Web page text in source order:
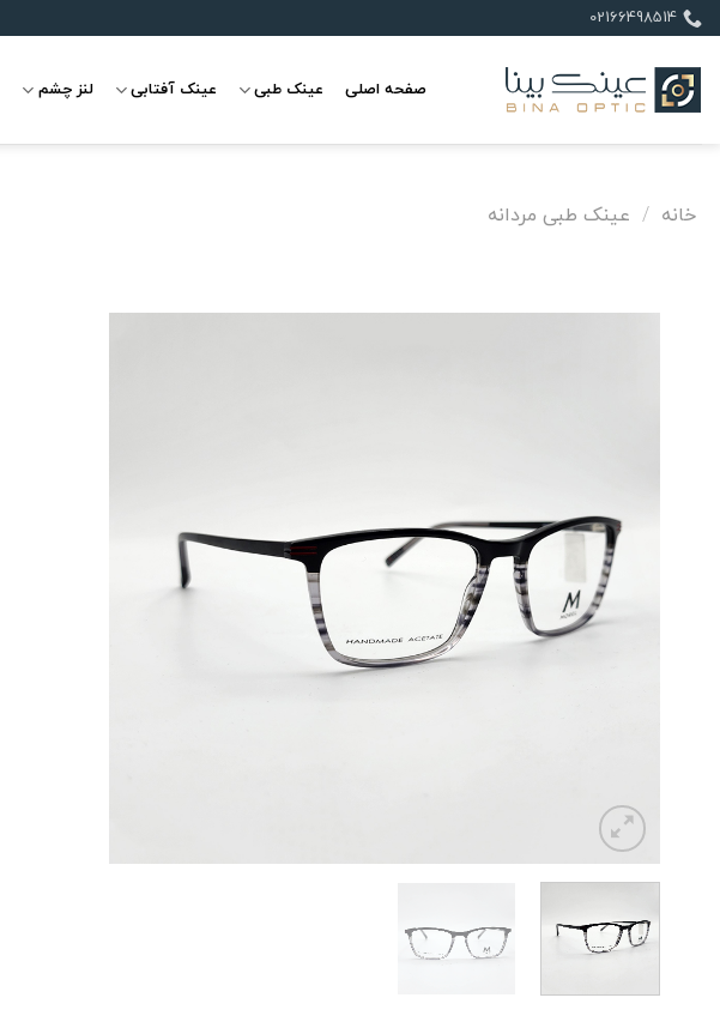
Skip
to
content
02166498514
صفحه اصلی عینک طبی عینک آفتابی لنز چشم
خانه / عینک طبی مردانه